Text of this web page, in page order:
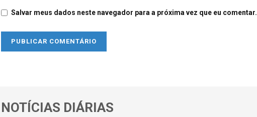
Salvar meus dados neste navegador para a próxima vez que eu comentar.
NOTÍCIAS DIÁRIAS